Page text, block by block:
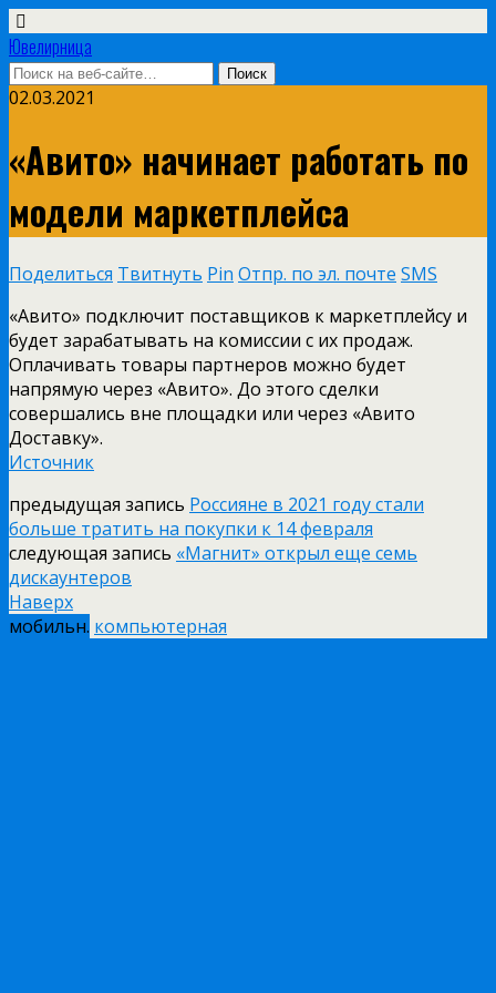
Ювелирница
02.03.2021
«Авито» начинает работать по
модели маркетплейса
Поделиться Твитнуть Pin Отпр. по эл. почте SMS
«Авито» подключит поставщиков к маркетплейсу и
будет зарабатывать на комиссии с их продаж.
Оплачивать товары партнеров можно будет
напрямую через «Авито». До этого сделки
совершались вне площадки или через «Авито
Доставку».
Источник
предыдущая запись Россияне в 2021 году стали
больше тратить на покупки к 14 февраля
следующая запись «Магнит» открыл еще семь
дискаунтеров
Наверх
мобильн. компьютерная